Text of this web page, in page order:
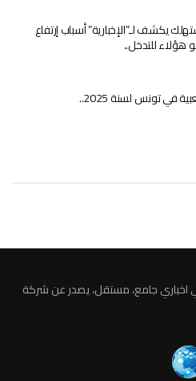
يكشف لـ”الإخبارية” أسباب إرتفاع
هؤلاء للتدخل..
في تونس لسنة 2025..
اخباري جامع، مستقل، يصدر عن شركة